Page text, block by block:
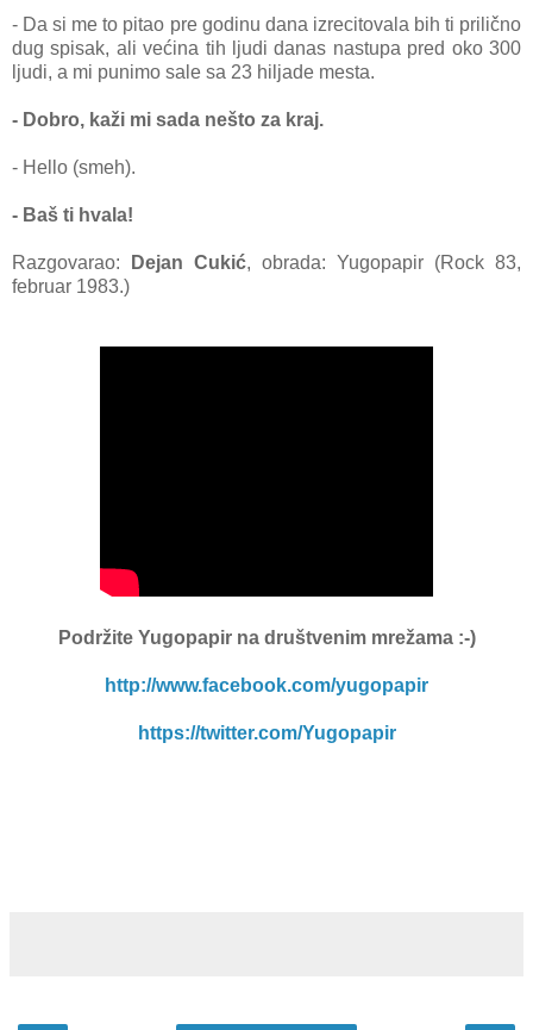
- Da si me to pitao pre godinu dana izrecitovala bih ti prilično
dug spisak, ali većina tih ljudi danas nastupa pred oko 300
ljudi, a mi punimo sale sa 23 hiljade mesta.
- Dobro, kaži mi sada nešto za kraj.
- Hello (smeh).
- Baš ti hvala!
Razgovarao: Dejan Cukić, obrada: Yugopapir (Rock 83,
februar 1983.)
Podržite Yugopapirna društvenim mrežama :-)
http://www.facebook.com/yugopapir
https://twitter.com/Yugopapir